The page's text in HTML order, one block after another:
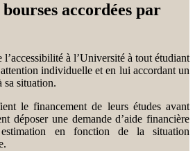
accordées par
à l’Université à tout étudiant
individuelle et en lui accordant un
sa situation.
le financement de leurs études avant
déposer une demande d’aide financière
en fonction de la situation